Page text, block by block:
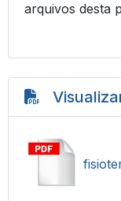
arquivos desta